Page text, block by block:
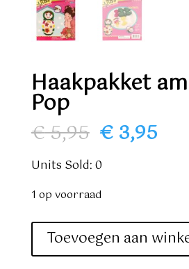
Haakpakket
Pop
€5,95
prijs
was:
€ 5,95.
€3,95
Units Sold: 0
1 op voorraad
Haakpakket
amigurumi
Toevoegen aan